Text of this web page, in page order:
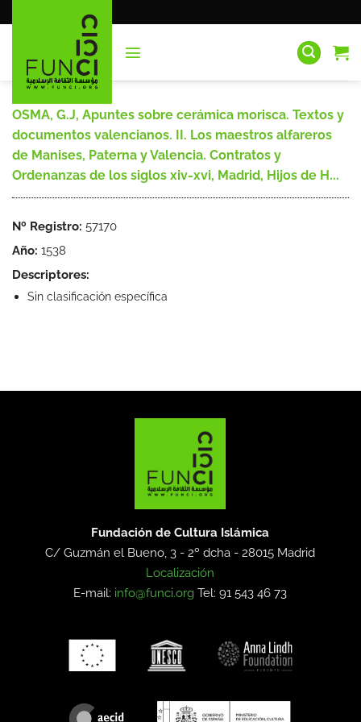
al
OSMA, G.J, Apuntes sobre cerámica morisca. Textos y
documentos valencianos. II. Los maestros alfareros
de Manises, Paterna y Valencia. Contratos y
Ordenanzas de los siglos xiv-xvi, Madrid, Hijos de H...
Nº Registro: 57170
Año: 1538
Descriptores:
Sin clasificación específica
Fundación de Cultura Islámica
C/ Guzmán el Bueno, 3 - 2º dcha -28015 Madrid
Localización
E-mail: info@funci.org Tel: 91 543 46 73